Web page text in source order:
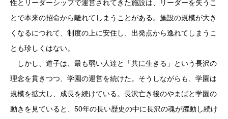
性とリーダーシップで運営されてきた施設は、リーダーを失うこ
とで本来の招命から離れてしまうことがある。施設の規模が大き
くなるにつれて、制度の上に安住し、出発点から逸れてしまうこ
とも珍しくはない。
しかし、道子は、最も弱い人達と「共に生きる」という長沢の
理念を貫きつつ、学園の運営を続けた。そうしながらも、学園は
規模を拡大し、成長を続けている。長沢亡き後のやまばと学園の
動きを見ていると、50年の長い歴史の中に長沢の魂が躍動し続け